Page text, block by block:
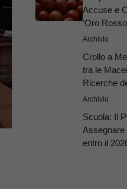
Accuse e
‘Oro
Archivio
Crollo a
tra le
Ricerche
Archivio
Scuola: Il
Assegnare
entro il